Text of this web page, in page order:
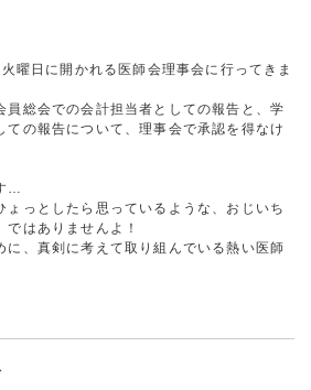
曜日に開かれる医師会理事会に行ってきま
員総会での会計担当者としての報告と、学
ての報告について、理事会で承認を得なけ
…
ょっとしたら思っているような、おじいち
はありませんよ！
に、真剣に考えて取り組んでいる熱い医師